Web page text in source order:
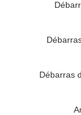
Débarras